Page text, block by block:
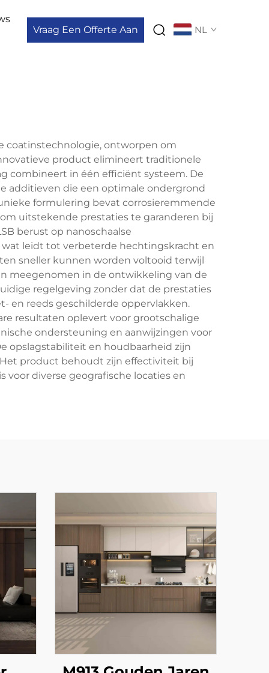
Vraag Een Offerte Aan NL
coatinstechnologie, ontworpen om
product elimineert traditionele
combineert in één efficiënt systeem. De
additieven die een optimale ondergrond
formulering bevat corrosieremmende
uitstekende prestaties te garanderen bij
berust op nanoschaalse
leidt tot verbeterde hechtingskracht en
sneller kunnen worden voltooid terwijl
meegenomen in de ontwikkeling van de
regelgeving zonder dat de prestaties
en reeds geschilderde oppervlakken.
resultaten oplevert voor grootschalige
ondersteuning en aanwijzingen voor
opslagstabiliteit en houdbaarheid zijn
product behoudt zijn effectiviteit bij
diverse geografische locaties en